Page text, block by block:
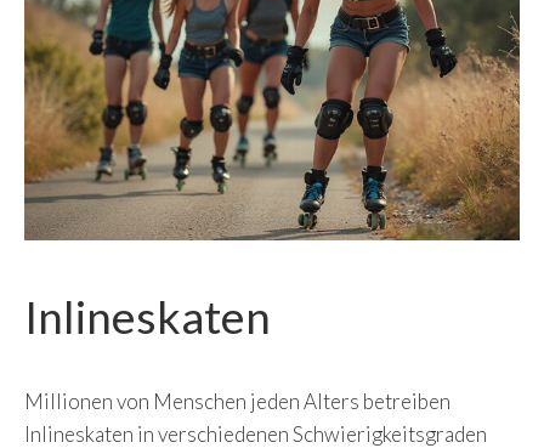
Inlineskaten
Millionen von Menschen jeden Alters betreiben
Inlineskaten in verschiedenen Schwierigkeitsgraden